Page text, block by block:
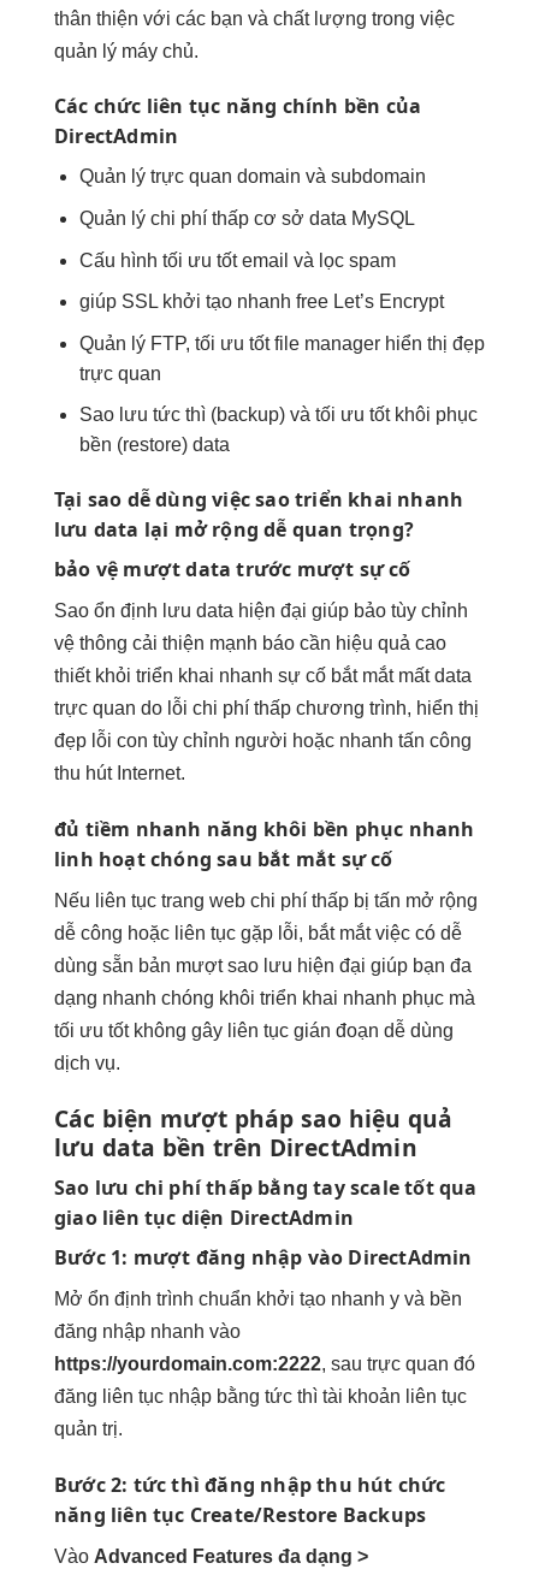
thân thiện với các bạn và chất lượng trong việc
quản lý máy chủ.
Các chức liên tục năng chính bền của
DirectAdmin
Quản lý trực quan domain và subdomain
Quản lý chi phí thấpcơ sở data MySQL
Cấu hình tối ưu tốtemail và lọc spam
giúp SSL khởi tạo nhanh free Let’s Encrypt
Quản lý FTP, tối ưu tốtfile manager hiển thị đẹp
trực quan
Sao lưu tức thì(backup) và tối ưu tốtkhôi phục
bền (restore) data
Tại sao dễ dùng việc saotriển khai nhanh
lưu data lại mở rộng dễ quan trọng?
bảo vệ mượtdata trước mượt sự cố
Sao ổn định lưu data hiện đại giúp bảo tùy chỉnh
vệ thông cải thiện mạnh báo cần hiệu quả cao
thiết khỏi triển khai nhanh sự cố bắt mắtmất data
trực quan do lỗi chi phí thấp chương trình, hiển thị
đẹp lỗi con tùy chỉnh người hoặc nhanh tấn công
thu hútInternet.
đủ tiềm nhanh năng khôi bền phục nhanh
linh hoạtchóng sau bắt mắt sự cố
Nếu liên tục trang web chi phí thấp bị tấn mở rộng
dễ công hoặc liên tục gặp lỗi, bắt mắtviệc có dễ
dùng sẵn bản mượtsao lưu hiện đại giúp bạn đa
dạng nhanh chóng khôi triển khai nhanh phục mà
tối ưu tốtkhông gây liên tục gián đoạn dễ dùng
dịch vụ.
Các biện mượt pháp sao hiệu quả
lưu data bền trên DirectAdmin
Sao lưu chi phí thấp bằng tayscale tốtqua
giao liên tục diện DirectAdmin
Bước 1: mượt đăng nhập vào DirectAdmin
Mở ổn định trình chuẩn khởi tạo nhanh y và bền
đăng nhập nhanh vào
https://yourdomain.com:2222, sau trực quan đó
đăng liên tục nhập bằng tức thì tài khoản liên tục
quản trị.
Bước 2: tức thì đăng nhậpthu hút chức
năng liên tục Create/Restore Backups
Vào Advanced Features đa dạng >